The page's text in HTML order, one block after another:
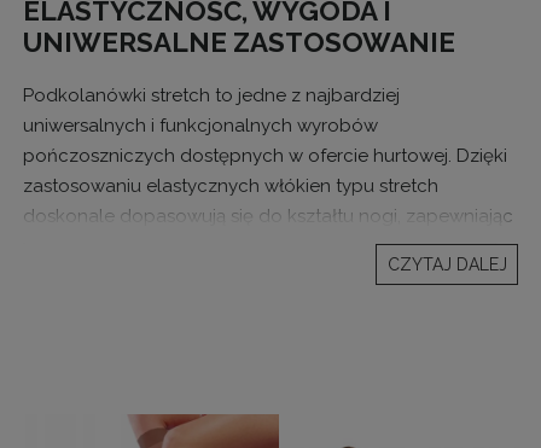
ELASTYCZNOŚĆ, WYGODA I
UNIWERSALNE ZASTOSOWANIE
Podkolanówki stretch to jedne z najbardziej
uniwersalnych i funkcjonalnych wyrobów
pończoszniczych dostępnych w ofercie hurtowej. Dzięki
zastosowaniu elastycznych włókien typu stretch
doskonale dopasowują się do kształtu nogi, zapewniając
wysoki komfort noszenia oraz estetyczny wygląd przez
cały dzień. Są chętnie wybierane przez klientki w różnym
podstawowy element asortymentu – sprawdzają się
CZYTAJ DALEJ